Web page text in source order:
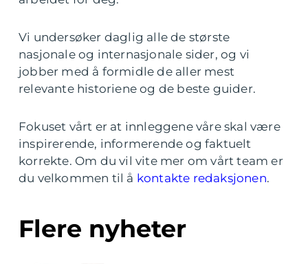
Vi undersøker daglig alle de største
nasjonale og internasjonale sider, og vi
jobber med å formidle de aller mest
relevante historiene og de beste guider.
Fokuset vårt er at innleggene våre skal være
inspirerende, informerende og faktuelt
korrekte. Om du vil vite mer om vårt team er
du velkommen til å kontakte redaksjonen.
Flere nyheter